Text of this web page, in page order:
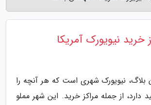
خرید نیویورک آمریکا
بلاگ، نیویورک شهری است که هر آنچه را
دارد، از جمله مراکز خرید. این شهر مملو